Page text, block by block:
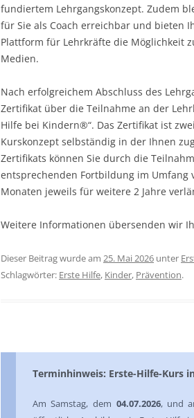
fundiertem Lehrgangskonzept. Zudem
für Sie als Coach erreichbar und bieten
Plattform für Lehrkräfte die Möglichkeit
Medien.
Nach erfolgreichem Abschluss des
Zertifikat über die Teilnahme an der
Hilfe bei Kindern®“. Das Zertifikat ist
Kurskonzept selbständig in der Ihnen
Zertifikats können Sie durch die
entsprechenden Fortbildung im
Monaten jeweils für weitere 2 Jahre
Weitere Informationen übersenden wir
Dieser Beitrag wurde am 25. Mai 2026 unter
Schlagwörter: Erste Hilfe, Kinder, Prävention.
Terminhinweis: Erste-Hilfe-Kurs
Am Samstag, dem 04.07.2026, und